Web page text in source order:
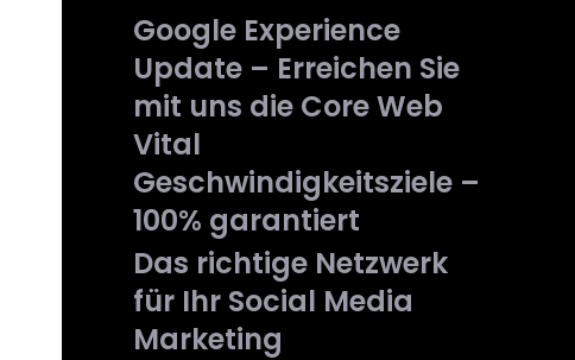
Google Experience
Update – Erreichen Sie
mit uns die Core Web
Vital
Geschwindigkeitsziele –
100% garantiert
Das richtige Netzwerk
für Ihr Social Media
Marketing